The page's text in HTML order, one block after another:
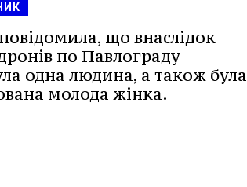
що внаслідок
по Павлограду
одна людина, а також була
молода жінка.